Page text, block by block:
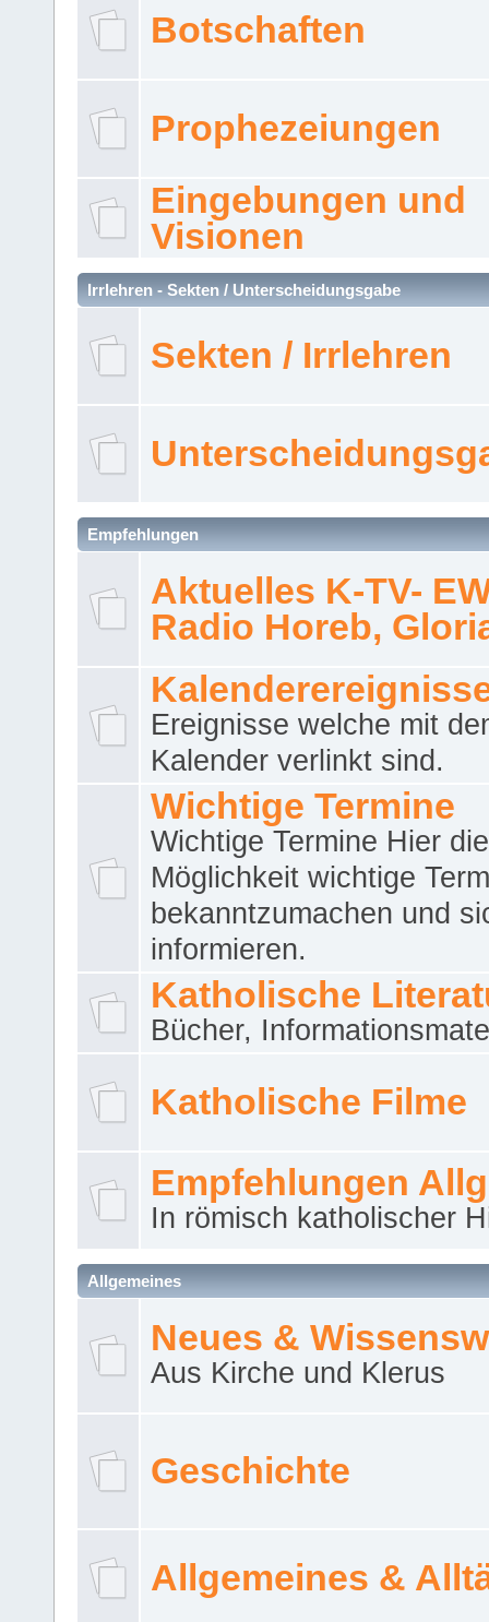
Botschaften
Prophezeiungen
Eingebungen und
Visionen
Irrlehren - Sekten / Unterscheidungsgabe
Sekten / Irrlehren
Empfehlungen
Aktuelles K-TV-
Radio Horeb,
Ereignisse welche mit
Kalender verlinkt sind.
Wichtige Termine
Wichtige Termine Hier die
Möglichkeit wichtige
bekanntzumachen und
informieren.
Katholische
Bücher,
Katholische Filme
Empfehlungen
In römisch katholischer
Allgemeines
Neues &
Aus Kirche und Klerus
Geschichte
Allgemeines &